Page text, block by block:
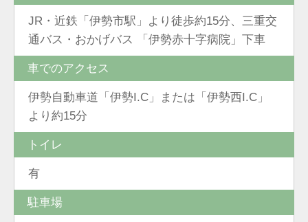
JR・近鉄「伊勢市駅」より徒歩約15分、三重交
通バス・おかげバス 「伊勢赤十字病院」下車
車でのアクセス
伊勢自動車道「伊勢I.C」または「伊勢西I.C」
より約15分
トイレ
有
駐車場